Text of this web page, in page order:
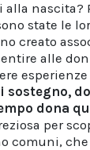
nascita?
state le
creato
alle
esperienze
sostegno,
dona
per
comuni,